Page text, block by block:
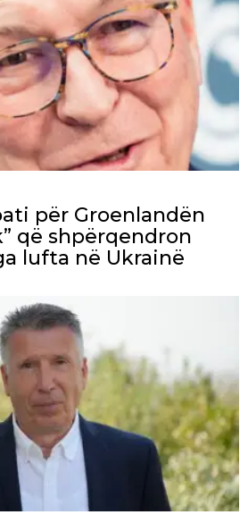
për Groenlandën
që shpërqendron
lufta në Ukrainë